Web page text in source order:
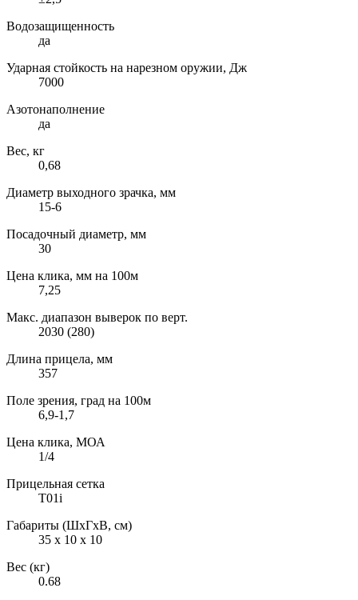
Водозащищенность
да
Ударная стойкость на нарезном оружии, Дж
7000
Азотонаполнение
да
Вес, кг
0,68
Диаметр выходного зрачка, мм
15-6
Посадочный диаметр, мм
30
Цена клика, мм на 100м
7,25
Макс. диапазон выверок по верт.
2030 (280)
Длина прицела, мм
357
Поле зрения, град на 100м
6,9-1,7
Цена клика, МОА
1/4
Прицельная сетка
Т01i
Габариты (ШxГxВ, см)
35 x 10 x 10
Вес (кг)
0.68